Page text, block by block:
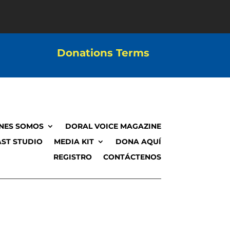
Donations Terms
SOMOS
DORAL VOICE MAGAZINE
STUDIO MEDIA KIT
DONA AQUÍ
REGISTRO
CONTÁCTENOS